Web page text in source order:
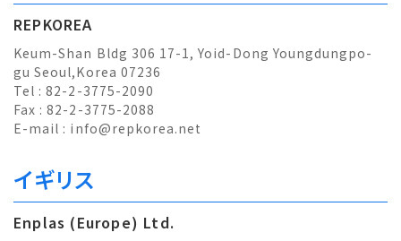
REPKOREA
Keum-Shan Bldg 306 17-1, Yoid-Dong Youngdungpo-
gu Seoul,Korea 07236
Tel : 82-2-3775-2090
Fax : 82-2-3775-2088
E-mail : info@repkorea.net
イギリス
Enplas (Europe) Ltd.